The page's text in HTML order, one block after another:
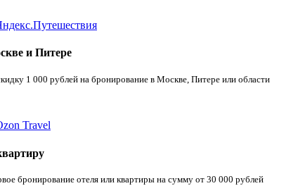
и Питере
1 000 рублей на бронирование в Москве, Питере или области
бронирование отеля или квартиры на сумму от 30 000 рублей